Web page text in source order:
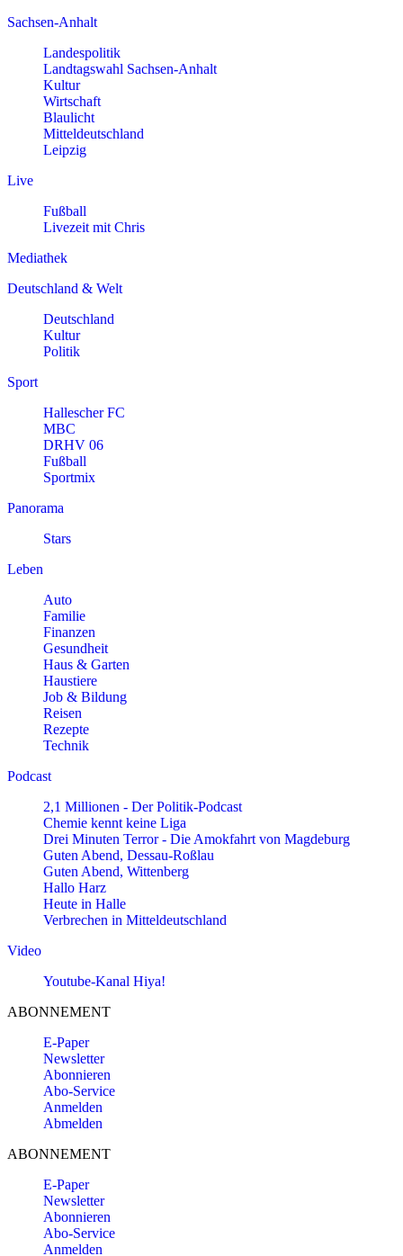
Sachsen-Anhalt
Landespolitik
Landtagswahl Sachsen-Anhalt
Kultur
Wirtschaft
Blaulicht
Mitteldeutschland
Leipzig
Live
Fußball
Livezeit mit Chris
Mediathek
Deutschland & Welt
Deutschland
Kultur
Politik
Sport
Hallescher FC
MBC
DRHV 06
Fußball
Sportmix
Panorama
Stars
Leben
Auto
Familie
Finanzen
Gesundheit
Haus & Garten
Haustiere
Job & Bildung
Reisen
Rezepte
Technik
Podcast
2,1 Millionen - Der Politik-Podcast
Chemie kennt keine Liga
Drei Minuten Terror - Die Amokfahrt von Magdeburg
Guten Abend, Dessau-Roßlau
Guten Abend, Wittenberg
Hallo Harz
Heute in Halle
Verbrechen in Mitteldeutschland
Video
Youtube-Kanal Hiya!
ABONNEMENT
E-Paper
Newsletter
Abonnieren
Abo-Service
Anmelden
Abmelden
ABONNEMENT
E-Paper
Newsletter
Abonnieren
Abo-Service
Anmelden